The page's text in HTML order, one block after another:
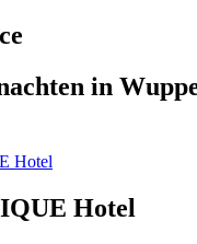
in
Hotel